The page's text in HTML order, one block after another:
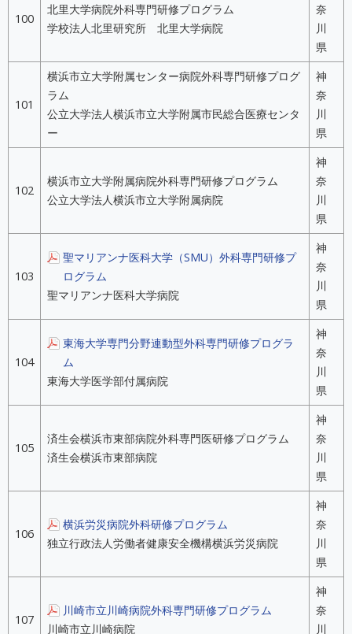
100
北里大学病院外科専門研修プログラム
学校法人北里研究所 北里大学病院
奈
川
県
101
横浜市立大学附属センター病院外科専門研修プログ
ラム
公立大学法人横浜市立大学附属市民総合医療センタ
ー
神
奈
川
県
102
横浜市立大学附属病院外科専門研修プログラム
公立大学法人横浜市立大学附属病院
神
奈
川
県
103
聖マリアンナ医科大学（SMU）外科専門研修プ
ログラム
聖マリアンナ医科大学病院
神
奈
川
県
104
東海大学専門分野連動型外科専門研修プログラ
ム
東海大学医学部付属病院
神
奈
川
県
105
済生会横浜市東部病院外科専門医研修プログラム
済生会横浜市東部病院
神
奈
川
県
106
横浜労災病院外科研修プログラム
独立行政法人労働者健康安全機構横浜労災病院
神
奈
川
県
107
川崎市立川崎病院外科専門研修プログラム
川崎市立川崎病院
神
奈
川